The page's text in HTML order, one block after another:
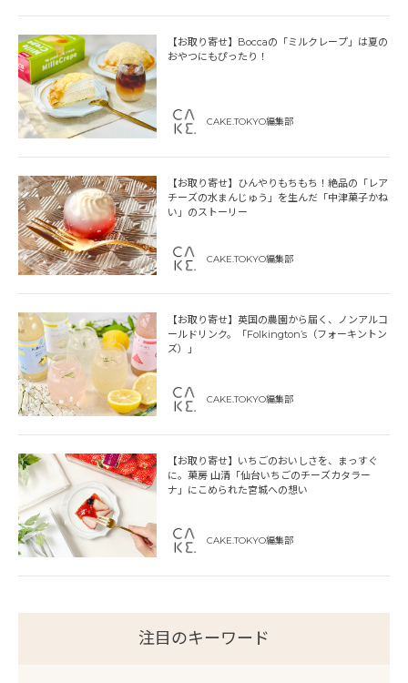
【お取り寄せ】Boccaの「ミルクレープ」は夏の
おやつにもぴったり！
CAKE.TOKYO編集部
【お取り寄せ】ひんやりもちもち！絶品の「レア
チーズの水まんじゅう」を生んだ「中津菓子かね
い」のストーリー
CAKE.TOKYO編集部
【お取り寄せ】英国の農園から届く、ノンアルコ
ールドリンク。「Folkington’s（フォーキントン
ズ）」
CAKE.TOKYO編集部
【お取り寄せ】いちごのおいしさを、まっすぐ
に。菓房 山清「仙台いちごのチーズカタラー
ナ」にこめられた宮城への想い
CAKE.TOKYO編集部
注目のキーワード